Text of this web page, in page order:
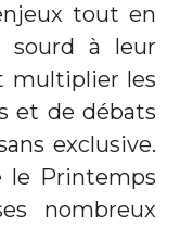
tout en
sourd à leur
multiplier les
et de débats
exclusive.
le Printemps
nombreux